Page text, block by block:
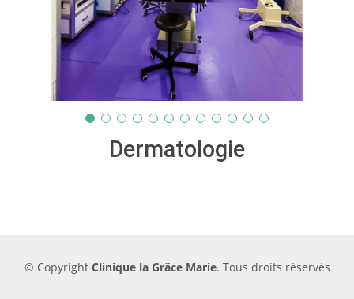
Dermatologie
© Copyright Clinique la Grâce Marie. Tous droits réservés